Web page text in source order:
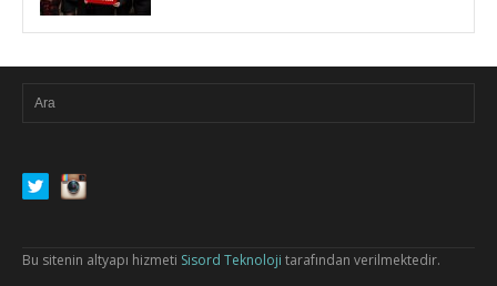
Bu sitenin altyapı hizmeti Sisord Teknoloji tarafından verilmektedir.